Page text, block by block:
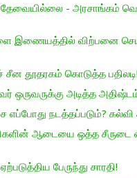
தேவையில்லை - அரசாங்கம்
இணையத்தில் விற்பனை
சீன தூதரகம் கொடுத்த பதிலடி!
ஒருவருக்கு அடித்த
எப்போது நடத்தப்படும்?
ஆடையை ஒத்த சீருடை
பேருந்து சாரதி!